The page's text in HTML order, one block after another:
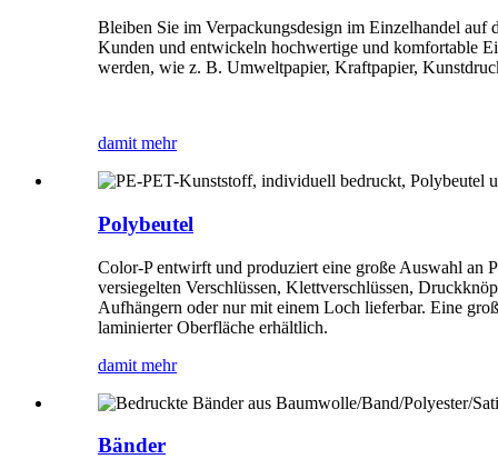
Bleiben Sie im Verpackungsdesign im Einzelhandel auf
Kunden und entwickeln hochwertige und komfortable
werden, wie z. B. Umweltpapier, Kraftpapier,
damit mehr
Polybeutel
Color-P entwirft und produziert eine große Auswahl an
versiegelten Verschlüssen, Klettverschlüssen,
Aufhängern oder nur mit einem Loch lieferbar. Eine
laminierter Oberfläche erhältlich.
damit mehr
Bänder